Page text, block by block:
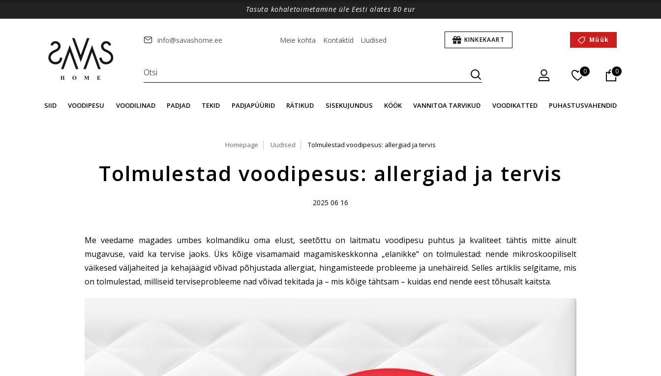
Tasuta kohaletoimetamine üle Eesti alates 80 eur
info@savashome.ee Meie kohta Kontaktid Uudised KINKEKAART Müük
0 0
SIID VOODIPESU VOODILINAD PADJAD TEKID PADJAPÜÜRID RÄTIKUD SISEKUJUNDUS KÖÖK VANNITOA TARVIKUD VOODIKATTED PUHASTUSVAHENDID
Homepage Uudised Tolmulestad voodipesus: allergiad ja tervis
Tolmulestad voodipesus: allergiad ja tervis
2025 06 16
Me veedame magades umbes kolmandiku oma elust, seetõttu on laitmatu voodipesu puhtus ja kvaliteet tähtis mitte ainult
mugavuse, vaid ka tervise jaoks. Üks kõige visamamaid magamiskeskkonna „elanikke“ on tolmulestad: nende mikroskoopiliselt
väikesed väljaheited ja kehajäägid võivad põhjustada allergiat, hingamisteede probleeme ja unehäireid. Selles artiklis selgitame, mis
on tolmulestad, milliseid terviseprobleeme nad võivad tekitada ja – mis kõige tähtsam – kuidas end nende eest tõhusalt kaitsta.